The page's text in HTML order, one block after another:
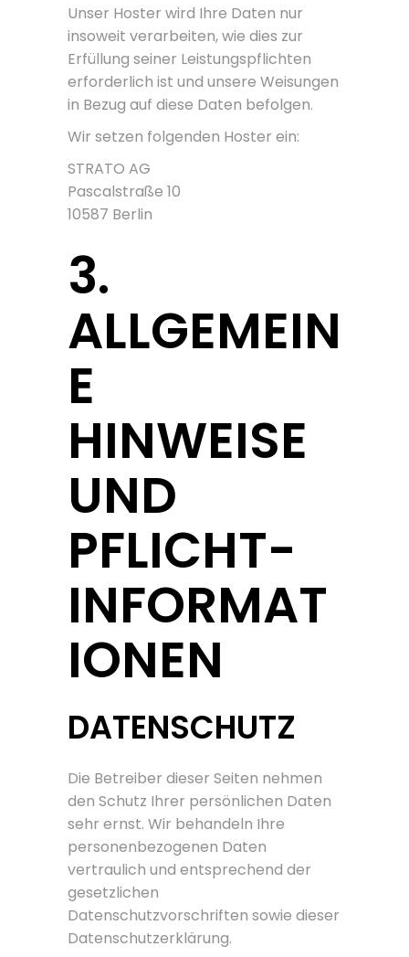
Unser Hoster wird Ihre Daten nur
insoweit verarbeiten, wie dies zur
Erfüllung seiner Leistungspflichten
erforderlich ist und unsere Weisungen
in Bezug auf diese Daten befolgen.
Wir setzen folgenden Hoster ein:
STRATO AG
Pascalstraße 10
10587 Berlin
3.
ALLGEMEIN
E
HINWEISE
UND
PFLICHT­
INFORMAT
IONEN
DATENSCHUTZ
Die Betreiber dieser Seiten nehmen
den Schutz Ihrer persönlichen Daten
sehr ernst. Wir behandeln Ihre
personenbezogenen Daten
vertraulich und entsprechend der
gesetzlichen
Datenschutzvorschriften sowie dieser
Datenschutzerklärung.